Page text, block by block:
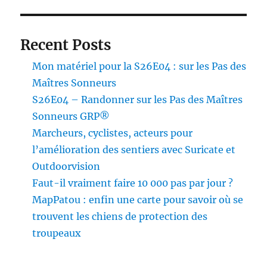
Recent Posts
Mon matériel pour la S26E04 : sur les Pas des
Maîtres Sonneurs
S26E04 – Randonner sur les Pas des Maîtres
Sonneurs GRP®
Marcheurs, cyclistes, acteurs pour
l’amélioration des sentiers avec Suricate et
Outdoorvision
Faut-il vraiment faire 10 000 pas par jour ?
MapPatou : enfin une carte pour savoir où se
trouvent les chiens de protection des
troupeaux